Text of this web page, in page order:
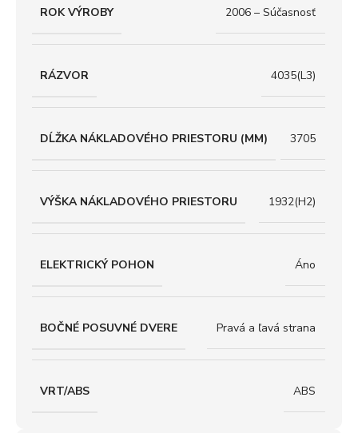
ROK VÝROBY 2006 – Súčasnosť
RÁZVOR 4035(L3)
DĹŽKA NÁKLADOVÉHO PRIESTORU (MM) 3705
VÝŠKA NÁKLADOVÉHO PRIESTORU 1932(H2)
ELEKTRICKÝ POHON Áno
BOČNÉ POSUVNÉ DVERE Pravá a ľavá strana
VRT/ABS ABS